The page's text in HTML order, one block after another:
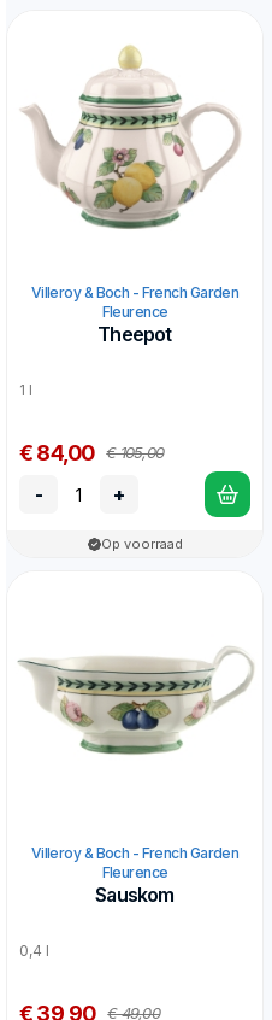
Villeroy & Boch - French Garden
Fleurence
Theepot
1 l
€ 84,00 € 105,00
- +
Op voorraad
Villeroy & Boch - French Garden
Fleurence
Sauskom
0,4 l
€ 39,90 € 49,00